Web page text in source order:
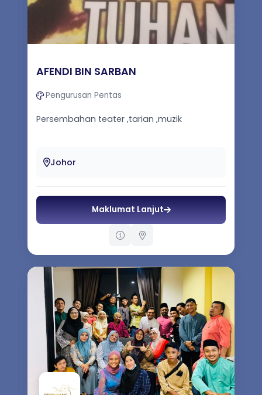
AFENDI BIN SARBAN
Pengurusan Pentas
Persembahan teater ,tarian ,muzik
Johor
Maklumat Lanjut